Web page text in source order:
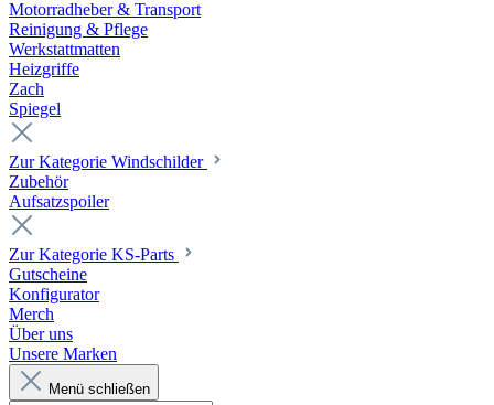
Motorradheber & Transport
Reinigung & Pflege
Werkstattmatten
Heizgriffe
Zach
Spiegel
Zur Kategorie Windschilder
Zubehör
Aufsatzspoiler
Zur Kategorie KS-Parts
Gutscheine
Konfigurator
Merch
Über uns
Unsere Marken
Menü schließen